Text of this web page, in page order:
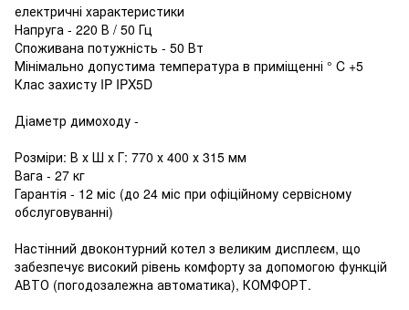
електричні характеристики
Напруга - 220 В / 50 Гц
Споживана потужність - 50 Вт
Мінімально допустима температура в приміщенні ° C +5
Клас захисту IP IPX5D
Діаметр димоходу -
Розміри: В х Ш х Г: 770 х 400 х 315 мм
Вага - 27 кг
Гарантія - 12 міс (до 24 міс при офіційному сервісному
обслуговуванні)
Настінний двоконтурний котел з великим дисплеєм, що
забезпечує високий рівень комфорту за допомогою функцій
АВТО (погодозалежна автоматика), КОМФОРТ.